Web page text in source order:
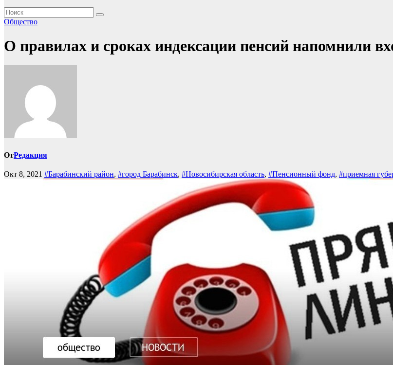
Общество
О правилах и сроках индексации пенсий напомнили
ОтРедакция
Окт 8, 2021 #Барабинский район, #город Барабинск, #Новосибирская область, #Пенсионный фонд, #приемная